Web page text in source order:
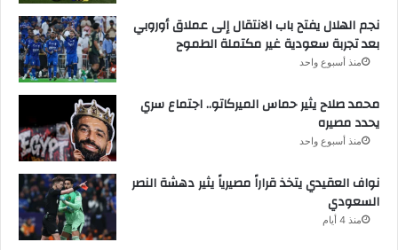
نجم الهلال يفتح باب الانتقال إلى عملاق أوروبي
بعد تجربة سعودية غير مكتملة الطموح
منذ أسبوع واحد
محمد صلاح يثير حماس الميركاتو.. اجتماع سري
يحدد مصيره
منذ أسبوع واحد
نواف العقيدي يتخذ قراراً مصيرياً يثير دهشة النصر
السعودي
منذ 4 أيام